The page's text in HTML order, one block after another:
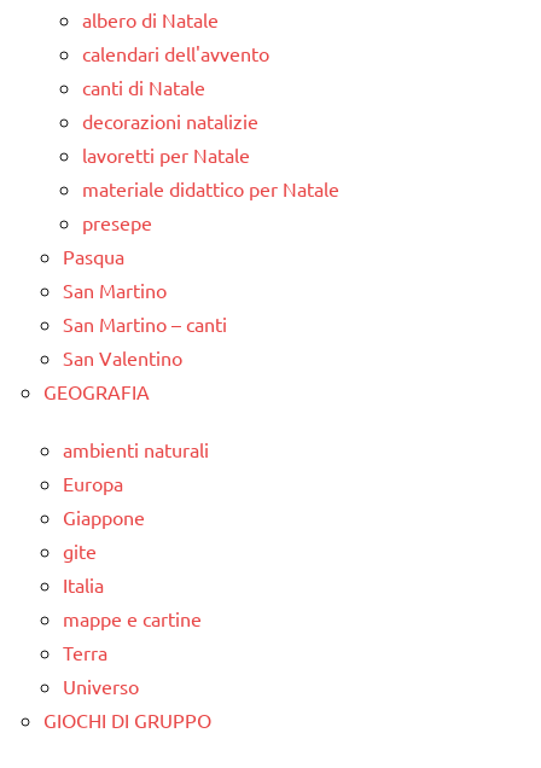
albero di Natale
calendari dell'avvento
canti di Natale
decorazioni natalizie
lavoretti per Natale
materiale didattico per Natale
presepe
Pasqua
San Martino
San Martino – canti
San Valentino
GEOGRAFIA
ambienti naturali
Europa
Giappone
gite
Italia
mappe e cartine
Terra
Universo
GIOCHI DI GRUPPO